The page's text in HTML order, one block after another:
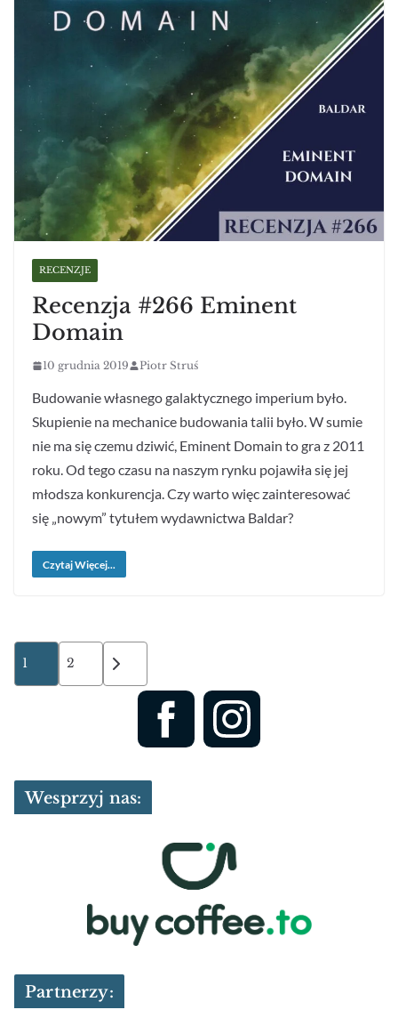
RECENZJE
Recenzja #266 Eminent
Domain
10 grudnia 2019 Piotr Struś
Budowanie własnego galaktycznego imperium było.
Skupienie na mechanice budowania talii było. W sumie
nie ma się czemu dziwić, Eminent Domain to gra z 2011
roku. Od tego czasu na naszym rynku pojawiła się jej
młodsza konkurencja. Czy warto więc zainteresować
się „nowym” tytułem wydawnictwa Baldar?
Czytaj Więcej...
Stronicowanie
wpisów
1 2
Wesprzyj nas:
Partnerzy: